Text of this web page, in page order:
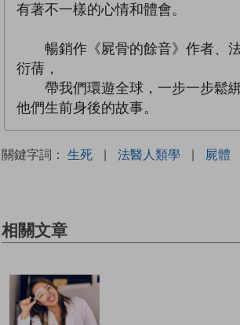
有著不一樣的心情和體會。
暢銷作《屍骨的餘音》作者、
衍蒨，
帶我們環遊全球，一步一步鬆
他們生前身後的故事。
關鍵字詞： 生死 | 法醫人類學 | 屍體
相關文章